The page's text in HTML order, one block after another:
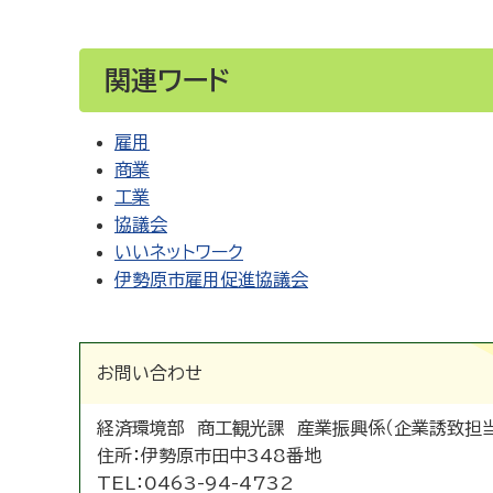
関連ワード
雇用
商業
工業
協議会
いいネットワーク
伊勢原市雇用促進協議会
お問い合わせ
経済環境部 商工観光課 産業振興係（企業誘致担
住所：伊勢原市田中348番地
TEL： 0463-94-4732